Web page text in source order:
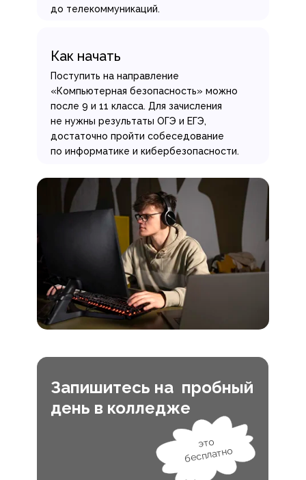
до телекоммуникаций.
Поступить на направление
«Компьютерная безопасность» можно
после 9 и 11 класса. Для зачисления
не нужны результаты ОГЭ и ЕГЭ,
достаточно пройти собеседование
по информатике и кибербезопасности.
Как начать
Запишитесь на пробный
день в колледже
это
бесплатно